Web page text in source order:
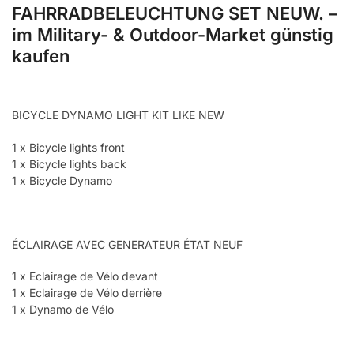
FAHRRADBELEUCHTUNG SET NEUW. –
im Military- & Outdoor-Market günstig
kaufen
BICYCLE DYNAMO LIGHT KIT LIKE NEW
1 x Bicycle lights front
1 x Bicycle lights back
1 x Bicycle Dynamo
ÉCLAIRAGE AVEC GENERATEUR ÉTAT NEUF
1 x Eclairage de Vélo devant
1 x Eclairage de Vélo derrière
1 x Dynamo de Vélo